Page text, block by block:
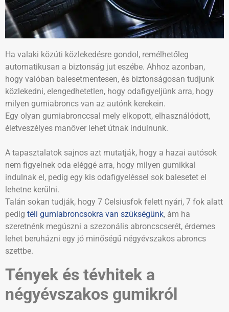
Ha valaki közúti közlekedésre gondol, remélhetőleg
automatikusan a biztonság jut eszébe. Ahhoz azonban,
hogy valóban balesetmentesen, és biztonságosan tudjunk
közlekedni, elengedhetetlen, hogy odafigyeljünk arra, hogy
milyen gumiabroncs van az autónk kerekein.
Egy olyan gumiabronccsal mely elkopott, elhasználódott,
életveszélyes manőver lehet útnak indulnunk.
A tapasztalatok sajnos azt mutatják, hogy a hazai autósok
nem figyelnek oda eléggé arra, hogy milyen gumikkal
indulnak el, pedig egy kis odafigyeléssel sok balesetet el
lehetne kerülni.
Talán sokan tudják, hogy 7 Celsiusfok felett nyári, 7 fok alatt
pedig téli gumiabroncsokra van szükségünk, ám ha
szeretnénk megúszni a szezonális abroncscserét, érdemes
lehet beruházni egy jó minőségű négyévszakos abroncs
szettbe.
Tények és tévhitek a
négyévszakos gumikról